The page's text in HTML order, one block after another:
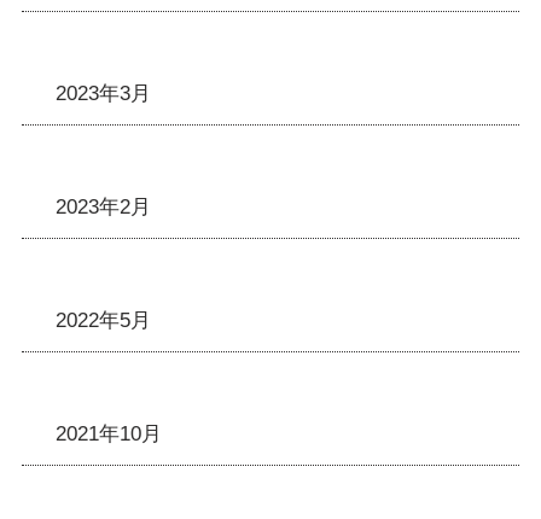
2023年3月
2023年2月
2022年5月
2021年10月